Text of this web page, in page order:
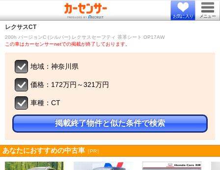
お気に入り メニュー
レクサスCT
200h バージョンC (シルバー) レクサスセーフティ 茶革シート OP17AW
この車はカーセンサーnetでの掲載が終了しております。
地域：神奈川県
価格：172万円～321万円
車種：CT
掲載終了物件と似た条件で検索
あなたにおすすめの中古車 ［PR］